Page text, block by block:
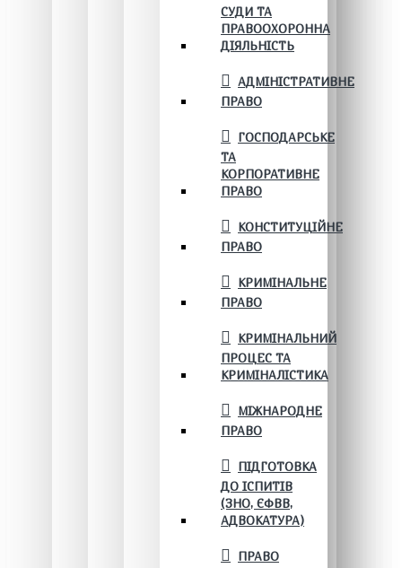
СУДИ ТА
ПРАВООХОРОННА
ДІЯЛЬНІСТЬ
АДМІНІСТРАТИВНЕ
ПРАВО
ГОСПОДАРСЬКЕ
ТА
КОРПОРАТИВНЕ
ПРАВО
КОНСТИТУЦІЙНЕ
ПРАВО
КРИМІНАЛЬНЕ
ПРАВО
КРИМІНАЛЬНИЙ
ПРОЦЕС ТА
КРИМІНАЛІСТИКА
МІЖНАРОДНЕ
ПРАВО
ПІДГОТОВКА
ДО ІСПИТІВ
(ЗНО, ЄФВВ,
АДВОКАТУРА)
ПРАВО